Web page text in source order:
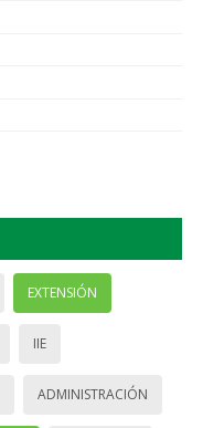
EXTENSIÓN
IIE
ADMINISTRACIÓN